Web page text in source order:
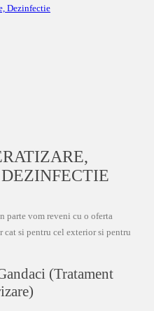
parte vom reveni cu o oferta
si pentru cel exterior si pentru
(Tratament